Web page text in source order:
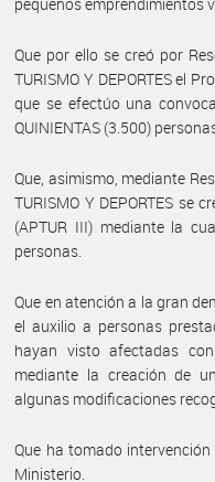
Que por ello se creó por
TURISMO Y DEPORTES el
que se efectúo una
QUINIENTAS (3.500)
Que, asimismo, mediante
TURISMO Y DEPORTES se
(APTUR III) mediante la
personas.
Que en atención a la gran
el auxilio a personas
hayan visto afectadas
mediante la creación de
algunas modificaciones
Que ha tomado intervención
Ministerio.